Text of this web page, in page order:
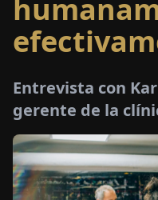
PAPEL
Entrevista con
gerente de la